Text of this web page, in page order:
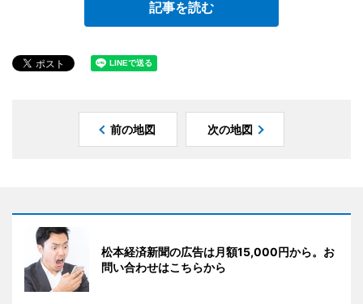
記事を読む
前の地図 次の地図
松本経済新聞の広告は月額15,000円から。お
問い合わせはこちらから